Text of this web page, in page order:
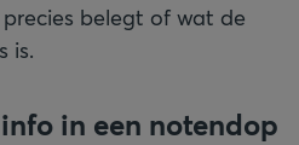
belegt of wat de
is.
in een notendop